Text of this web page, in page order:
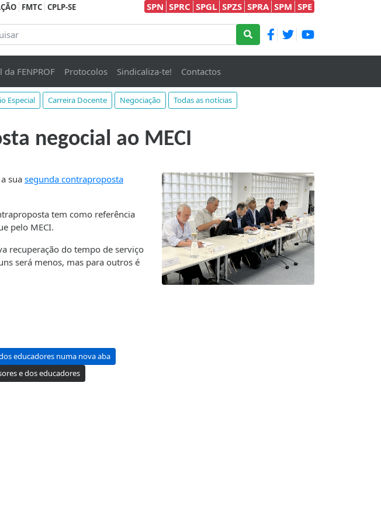
FMTC CPLP-SE SPN SPRC SPGL SPZS SPRA SPM SPE
da FENPROF Protocolos Sindicaliza-te! Contactos
Especial Carreira Docente Negociação
Todas as notícias
negocial ao MECI
sua segunda contraproposta
tem como referência
pelo MECI.
recuperação do tempo de serviço
será menos, mas para outros é
educadores numa nova aba
e dos educadores